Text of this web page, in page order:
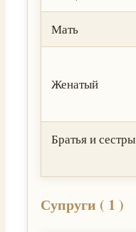
Мать
Женатый
Братья и сестры
Супруги ( 1 )